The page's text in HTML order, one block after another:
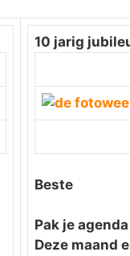
10 jarig
Beste
Pak je
Deze maand